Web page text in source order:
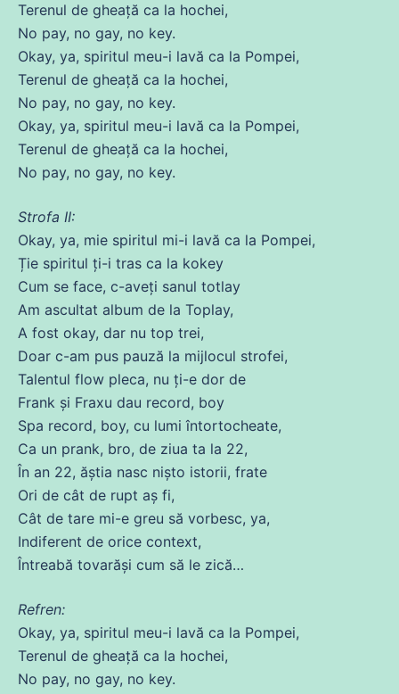
Terenul de gheață ca la hochei,
No pay, no gay, no key.
Okay, ya, spiritul meu-i lavă ca la Pompei,
Terenul de gheață ca la hochei,
No pay, no gay, no key.
Okay, ya, spiritul meu-i lavă ca la Pompei,
Terenul de gheață ca la hochei,
No pay, no gay, no key.
Strofa II:
Okay, ya, mie spiritul mi-i lavă ca la Pompei,
Ție spiritul ți-i tras ca la kokey
Cum se face, c-aveți sanul totlay
Am ascultat album de la Toplay,
A fost okay, dar nu top trei,
Doar c-am pus pauză la mijlocul strofei,
Talentul flow pleca, nu ți-e dor de
Frank și Fraxu dau record, boy
Spa record, boy, cu lumi întortocheate,
Ca un prank, bro, de ziua ta la 22,
În an 22, ăștia nasc nișto istorii, frate
Ori de cât de rupt aș fi,
Cât de tare mi-e greu să vorbesc, ya,
Indiferent de orice context,
Întreabă tovarăși cum să le zică…
Refren:
Okay, ya, spiritul meu-i lavă ca la Pompei,
Terenul de gheață ca la hochei,
No pay, no gay, no key.